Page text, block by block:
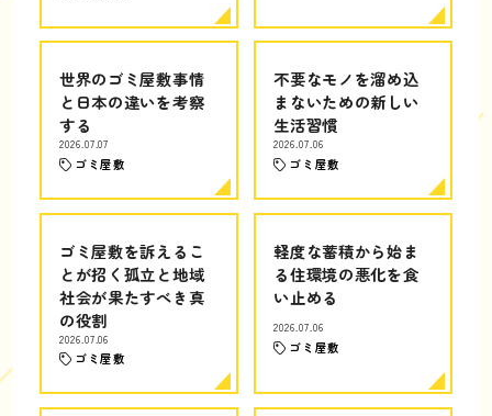
世界のゴミ屋敷事情
と日本の違いを考察
する
2026.07.07
ゴミ屋敷
不要なモノを溜め込
まないための新しい
生活習慣
2026.07.06
ゴミ屋敷
ゴミ屋敷を訴えるこ
とが招く孤立と地域
社会が果たすべき真
の役割
2026.07.06
ゴミ屋敷
軽度な蓄積から始ま
る住環境の悪化を食
い止める
2026.07.06
ゴミ屋敷